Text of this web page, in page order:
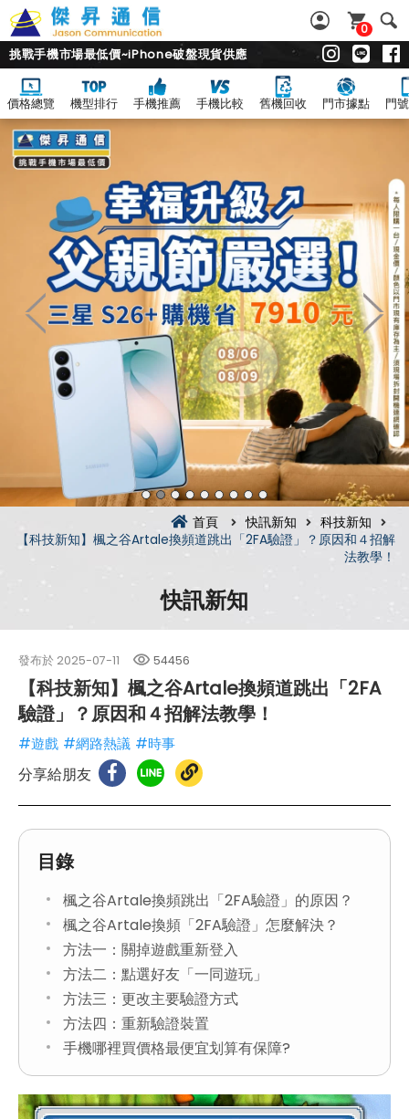
0
挑戰手機市場最低價~iPhone破盤現貨供應
價格總覽 機型排行 手機推薦 手機比較 舊機回收 門市據點 門
首頁 快訊新知
科技新知
【科技新知】楓之谷Artale換頻道跳出「2FA驗證」？原因和４招解
法教學！
快訊新知
發布於 2025-07-11 54456
【科技新知】楓之谷Artale換頻道跳出「2FA
驗證」？原因和４招解法教學！
#遊戲 #網路熱議 #時事
分享給朋友
目錄
楓之谷Artale換頻跳出「2FA驗證」的原因？
楓之谷Artale換頻「2FA驗證」怎麼解決？
方法一：關掉遊戲重新登入
方法二：點選好友「一同遊玩」
方法三：更改主要驗證方式
方法四：重新驗證裝置
手機哪裡買價格最便宜划算有保障?